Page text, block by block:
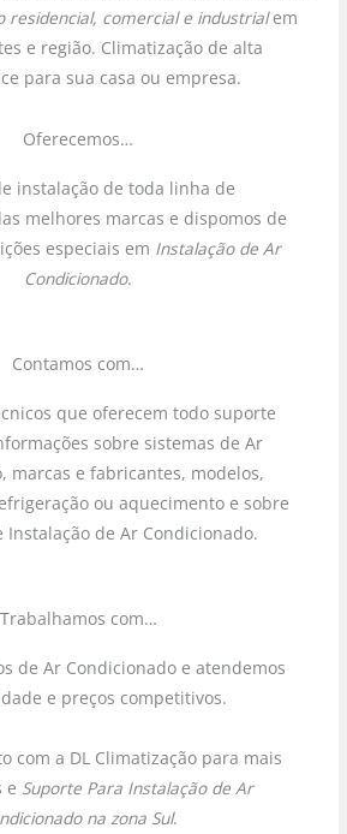
residencial, comercial e industrialem
e região. Climatização de alta
para sua casa ou empresa.
Oferecemos…
instalação de toda linha de
melhores marcas e dispomos de
especiais em Instalação de Ar
Condicionado.
Contamos com…
que oferecem todo suporte
sobre sistemas de Ar
marcas e fabricantes, modelos,
ou aquecimento e sobre
Instalação de Ar Condicionado.
Trabalhamos com…
de Ar Condicionado e atendemos
e preços competitivos.
com a DL Climatização para mais
e Suporte Para Instalação de Ar
na zona Sul.